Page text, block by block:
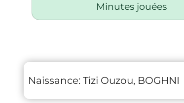
Minutes jouées
Naissance: Tizi Ouzou, BOGHNI